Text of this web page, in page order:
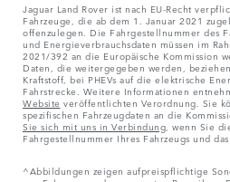
Jaguar Land Rover ist nach EU-Recht
Fahrzeuge, die ab dem 1. Januar 2021
offenzulegen. Die Fahrgestellnummer des
und Energieverbrauchsdaten müssen im
2021/392 an die Europäische Kommission
Daten, die weitergegeben werden,
Kraftstoff, bei PHEVs auf die elektrische
Fahrstrecke. Weitere Informationen
Website veröffentlichten Verordnung. Sie
spezifischen Fahrzeugdaten an die
Sie sich mit uns in Verbindung, wenn Sie
Fahrgestellnummer Ihres Fahrzeugs und
^Abbildungen zeigen aufpreispflichtige